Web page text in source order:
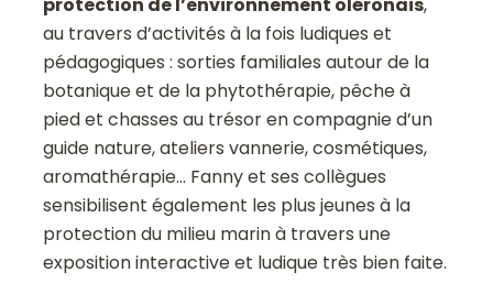
au travers d’activités à la fois ludiques et
pédagogiques : sorties familiales autour de la
botanique et de la phytothérapie, pêche à
pied et chasses au trésor en compagnie d’un
guide nature, ateliers vannerie, cosmétiques,
aromathérapie… Fanny et ses collègues
sensibilisent également les plus jeunes à la
protection du milieu marin à travers une
exposition interactive et ludique très bien faite.